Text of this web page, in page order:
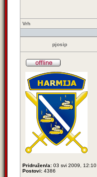
Vrh
pjosip
Pridružen/a: 03 svi 2009, 12:10
Postovi: 4386